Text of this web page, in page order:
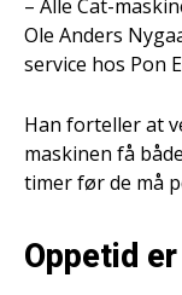
– Alle Cat-
Ole Anders
service hos Pon
Han forteller at
maskinen få
timer før de må
Oppetid